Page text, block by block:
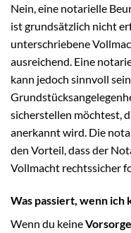
Nein, eine notarielle
ist grundsätzlich nicht
unterschriebene
ausreichend. Eine
kann jedoch sinnvoll
sicherstellen möchtest,
anerkannt wird. Die
den Vorteil, dass der
Vollmacht rechtssicher
Was passiert, wenn ich
Wenn du keine